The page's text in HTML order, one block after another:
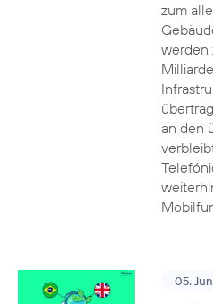
zum
werden
an den
05.